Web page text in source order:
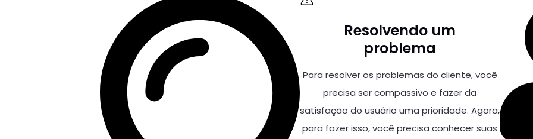
Resolvendo um
problema
Para resolver os problemas do cliente, você
precisa ser compassivo e fazer da
satisfação do usuário uma prioridade. Agora,
para fazer isso, você precisa conhecer suas